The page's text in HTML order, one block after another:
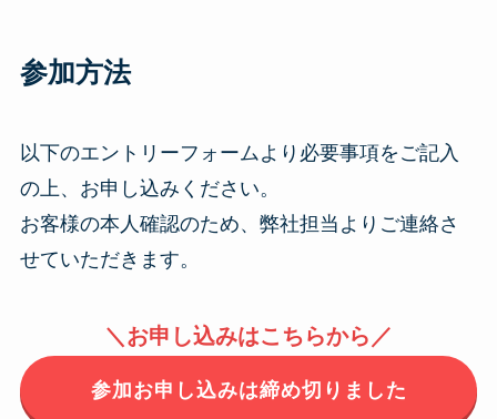
参加方法
以下のエントリーフォームより必要事項をご記入
の上、お申し込みください。
お客様の本人確認のため、弊社担当よりご連絡さ
せていただきます。
＼お申し込みはこちらから／
参加お申し込みは締め切りました